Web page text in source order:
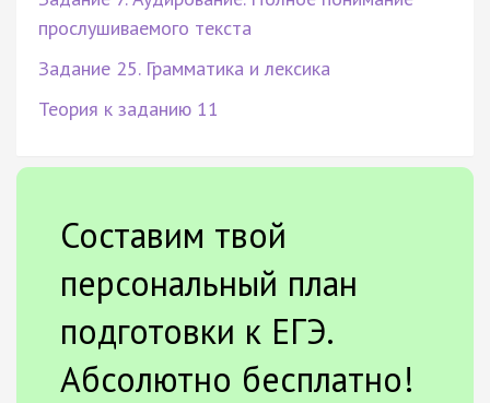
прослушиваемого текста
Задание 25. Грамматика и лексика
Теория к заданию 11
Составим твой
персональный план
подготовки к ЕГЭ.
Абсолютно бесплатно!